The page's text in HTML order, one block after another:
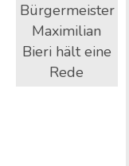
Bürgermeister
Maximilian
Bieri hält eine
Rede